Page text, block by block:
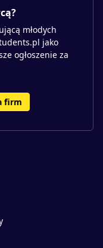
młodych
jako
ogłoszenie za
firm